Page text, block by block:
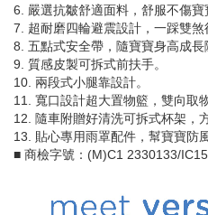
6. 嚴選抗皺舒適面料，舒服不傷寶
7. 超耐磨四輪避震設計，一踩雙煞
8. 五點式安全帶，隨寶寶身高成長
9. 質感皮製可拆式前扶手。
10. 兩段式小腿靠設計。
11. 寬口設計超大置物籃，雙向取
12. 隨車附贈好清洗可拆式杯架，
13. 貼心專用雨罩配件，幫寶寶防
■ 商檢字號：(M)C1 2330133/